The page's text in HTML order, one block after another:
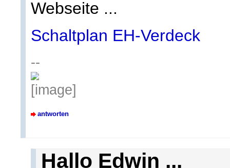
Webseite ...
Schaltplan EH-Verdeck
--
antworten
Hallo Edwin ...